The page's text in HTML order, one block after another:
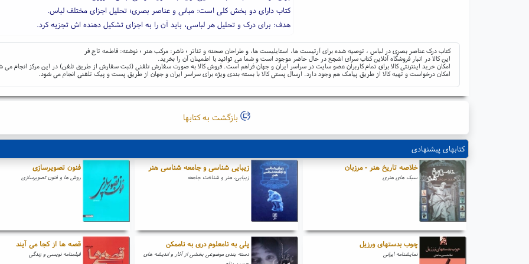
کتاب دارای دو بخش کلی است: مبانی و عناصر بصری؛ تحلیل اجزای مختلف لباس.
هدف: برای درک و تحلیل هر لباسی، باید آن را به اجزای تشکیل دهنده اش تجزیه کرد.
کتاب درک عناصر بصری در لباس ، توصیه شده برای آرتیست ها، استایلیست ها، و طراحان صحنه و تئاتر ؛ ناشر: مرکب هنر ؛ نوشته: فاطمه تاج فر
این کالا در انبار فروشگاه آنلاین کتاب سرای اشجع در حال حاضر موجود است و شما می توانید با اطمینان آن را بخرید.
امکان خرید اینترنتی کالا برای تمام کاربران عضو سایت در سراسر ایران و جهان فراهم است. فروش کالا به صورت سفارش تلفنی (ثبت سفارش از طریق تلفن) در این مرکز انجام می
امکان درخواست و تهیه کالا از طریق پیامک هم وجود دارد. ارسال پستی کالا با بسته بندی ویژه برای سراسر ایران و جهان از طریق پست و پیک تلفنی انجام می شود.
بازگشت به کتابها
کتابهای پیشنهادی
خلاصه تاریخ هنر - مرزبان
سبک های هنری
زیبایی شناسی و جامعه شناسی هنر
زیبایی، هنر و شناخت جامعه
فنون تصویرسازی
روش ها و فنون تصویرسازی
چوب بدستهای ورزیل
نمایشنامه ایرانی
پلی به نامعلوم دری به ناممکن
دسته بندی موضوعی بخشی از آثار و اندیشه های
قصه ها از کجا می آیند
فیلمنامه نویسی و زندگی